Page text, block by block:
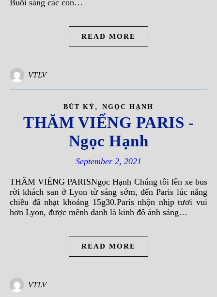
Buổi sáng các con…
READ MORE
VTLV
BÚT KÝ , NGỌC HẠNH
THĂM VIẾNG PARIS -
Ngọc Hạnh
September 2, 2021
THĂM VIẾNG PARISNgọc Hạnh Chúng tôi lên xe bus
rời khách san ở Lyon từ sáng sớm, đến Paris lúc nắng
chiều đã nhạt khoảng 15g30.Paris nhộn nhịp tươi vui
hơn Lyon, được mênh danh là kinh đô ánh sáng…
READ MORE
VTLV